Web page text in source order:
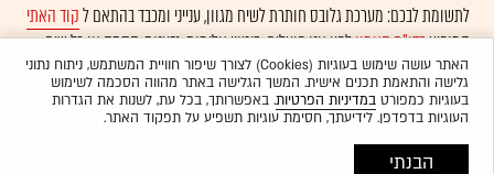
לתשומת לבכם: מערכת גלובס חותרת לשיח מגוון, ענייני ומכבד בהתאם לקוד האתי
המופיעבדו"ח האמוןלפיו אנו פועלים. ביטויי אלימות, גזענות, הסתה או כל שיח
בלתי הולם אחר מסוננים בצורהאוטומטיתולא יפורסמו באתר.
האתר עושה שימוש בעוגיות (Cookies) לצורך שיפור חוויית המשתמש, ניתוח נתוני
גלישה והתאמת תכנים אישית. המשך הגלישה באתר מהווה הסכמה לשימוש
בעוגיות כמפורטבמדיניות הפרטיות. באפשרותך, בכל עת, לשנות את הגדרות
העוגיות בדפדפן. לידיעתך, חסימת עוגיות תשפיע על תפקוד האתר.
הבנתי